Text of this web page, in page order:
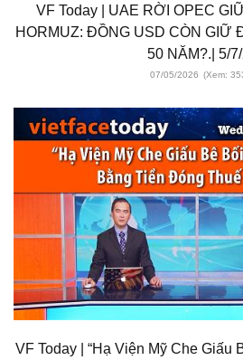
VF Today | UAE RỜI OPEC
HORMUZ: ĐỒNG USD CÒN GIỮ
50 NĂM?.| 5/
07/05/2026 (Xem:
VF Today | “Hạ Viện Mỹ Che Giấu